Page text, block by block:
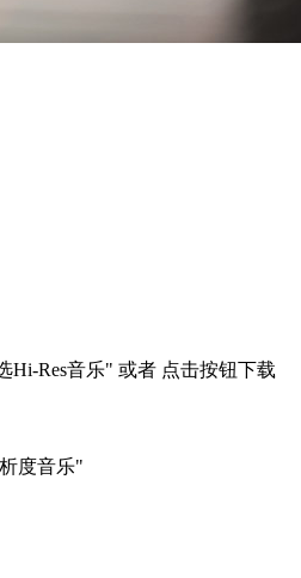
Hi-Res音乐" 或者 点击按钮下载
度音乐"